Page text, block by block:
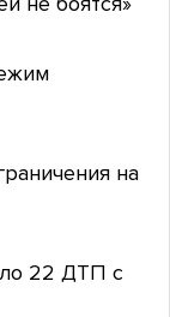
на
22 ДТП с